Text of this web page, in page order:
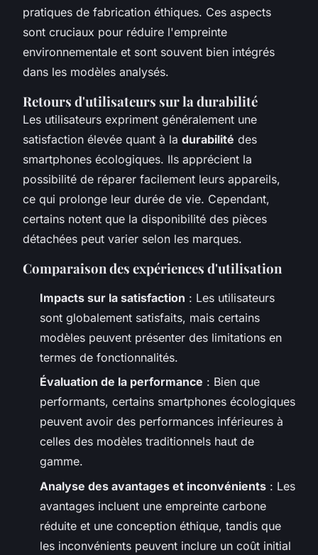
pratiques de fabrication éthiques. Ces aspects
sont cruciaux pour réduire l'empreinte
environnementale et sont souvent bien intégrés
dans les modèles analysés.
Retours d'utilisateurs sur la durabilité
Les utilisateurs expriment généralement une
satisfaction élevée quant à la durabilité des
smartphones écologiques. Ils apprécient la
possibilité de réparer facilement leurs appareils,
ce qui prolonge leur durée de vie. Cependant,
certains notent que la disponibilité des pièces
détachées peut varier selon les marques.
Comparaison des expériences d'utilisation
Impacts sur la satisfaction : Les utilisateurs
sont globalement satisfaits, mais certains
modèles peuvent présenter des limitations en
termes de fonctionnalités.
Évaluation de la performance : Bien que
performants, certains smartphones écologiques
peuvent avoir des performances inférieures à
celles des modèles traditionnels haut de
gamme.
Analyse des avantages et inconvénients : Les
avantages incluent une empreinte carbone
réduite et une conception éthique, tandis que
les inconvénients peuvent inclure un coût initial